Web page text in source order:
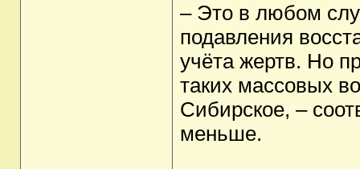
– Это в любом
подавления
учёта жертв. Но
таких массовых
Сибирское, –
меньше.